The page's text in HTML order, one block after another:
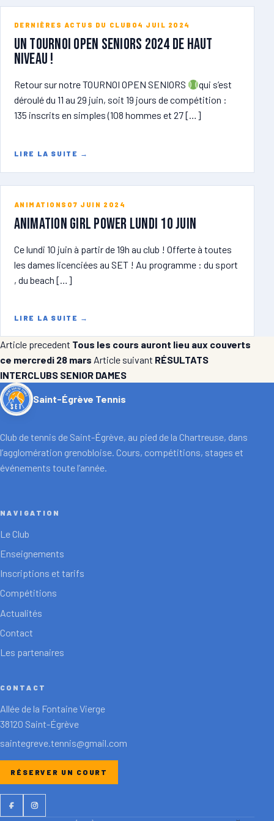
DERNIÈRES ACTUS DU CLUB 04 JUIL 2024
Un tournoi open seniors 2024 de haut
niveau !
Retour sur notre TOURNOI OPEN SENIORS
qui s’est
déroulé du 11 au 29 juin, soit 19 jours de compétition :
135 inscrits en simples (108 hommes et 27 […]
LIRE LA SUITE →
ANIMATIONS 07 JUIN 2024
ANIMATION GIRL POWER lundi 10 juin
Ce lundi 10 juin à partir de 19h au club ! Offerte à toutes
les dames licenciées au SET ! Au programme : du sport
, du beach […]
LIRE LA SUITE →
Article precedent Tous les cours auront lieu aux couverts
ce mercredi 28 mars Article suivant RÉSULTATS
INTERCLUBS SENIOR DAMES
Saint-Égrève Tennis
Club de tennis de Saint-Égrève, au pied de la Chartreuse, dans
l’agglomération grenobloise. Cours, compétitions, stages et
événements toute l’année.
NAVIGATION
Le Club
Enseignements
Inscriptions et tarifs
Compétitions
Actualités
Contact
Les partenaires
CONTACT
Allée de la Fontaine Vierge
38120 Saint-Égrève
saintegreve.tennis@gmail.com
RÉSERVER UN COURT
FacebookInstagram